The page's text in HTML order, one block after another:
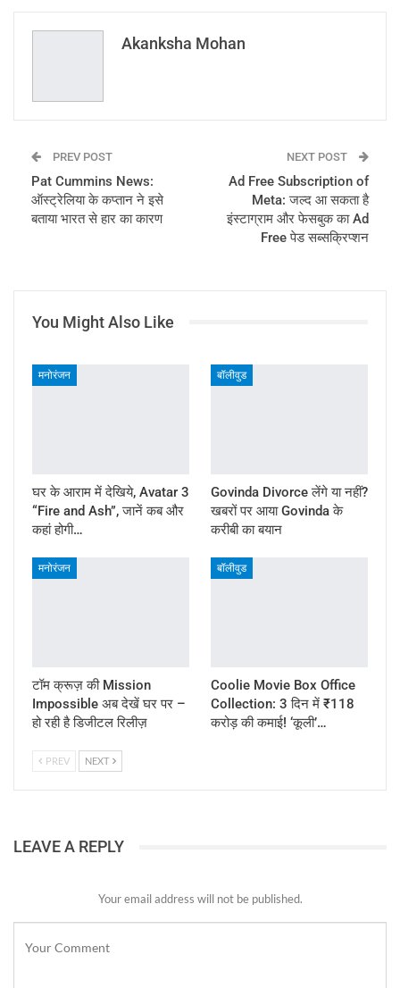
Email
Akanksha Mohan
PREV POST
Pat Cummins News:
ऑस्ट्रेलिया के कप्तान ने इसे
बताया भारत से हार का कारण
NEXT POST
Ad Free Subscription of
Meta: जल्द आ सकता है
इंस्टाग्राम और फेसबुक का Ad
Free पेड सब्सक्रिप्शन
You Might Also Like
मनोरंजन
घर के आराम में देखिये, Avatar 3
“Fire and Ash”, जानें कब और
कहां होगी…
बॉलीवुड
Govinda Divorce लेंगे या नहीं?
खबरों पर आया Govinda के
करीबी का बयान
मनोरंजन
टॉम क्रूज़ की Mission
Impossible अब देखें घर पर –
हो रही है डिजीटल रिलीज़
बॉलीवुड
Coolie Movie Box Office
Collection: 3 दिन में ₹118
करोड़ की कमाई! ‘कूली’…
PREV NEXT
LEAVE A REPLY
Your email address will not be published.